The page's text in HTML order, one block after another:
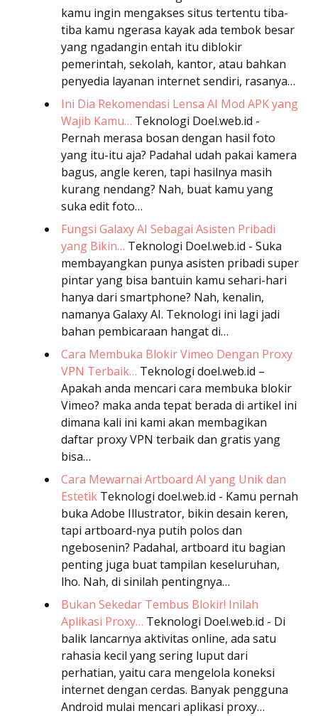
kamu ingin mengakses situs tertentu tiba-
tiba kamu ngerasa kayak ada tembok besar
yang ngadangin entah itu diblokir
pemerintah, sekolah, kantor, atau bahkan
penyedia layanan internet sendiri, rasanya…
Ini Dia Rekomendasi Lensa AI Mod APK yang
Wajib Kamu… Teknologi Doel.web.id -
Pernah merasa bosan dengan hasil foto
yang itu-itu aja? Padahal udah pakai kamera
bagus, angle keren, tapi hasilnya masih
kurang nendang? Nah, buat kamu yang
suka edit foto…
Fungsi Galaxy AI Sebagai Asisten Pribadi
yang Bikin… Teknologi Doel.web.id - Suka
membayangkan punya asisten pribadi super
pintar yang bisa bantuin kamu sehari-hari
hanya dari smartphone? Nah, kenalin,
namanya Galaxy AI. Teknologi ini lagi jadi
bahan pembicaraan hangat di…
Cara Membuka Blokir Vimeo Dengan Proxy
VPN Terbaik… Teknologi doel.web.id –
Apakah anda mencari cara membuka blokir
Vimeo? maka anda tepat berada di artikel ini
dimana kali ini kami akan membagikan
daftar proxy VPN terbaik dan gratis yang
bisa…
Cara Mewarnai Artboard AI yang Unik dan
Estetik Teknologi doel.web.id - Kamu pernah
buka Adobe Illustrator, bikin desain keren,
tapi artboard-nya putih polos dan
ngebosenin? Padahal, artboard itu bagian
penting juga buat tampilan keseluruhan,
lho. Nah, di sinilah pentingnya…
Bukan Sekedar Tembus Blokir! Inilah
Aplikasi Proxy… Teknologi Doel.web.id - Di
balik lancarnya aktivitas online, ada satu
rahasia kecil yang sering luput dari
perhatian, yaitu cara mengelola koneksi
internet dengan cerdas. Banyak pengguna
Android mulai mencari aplikasi proxy…